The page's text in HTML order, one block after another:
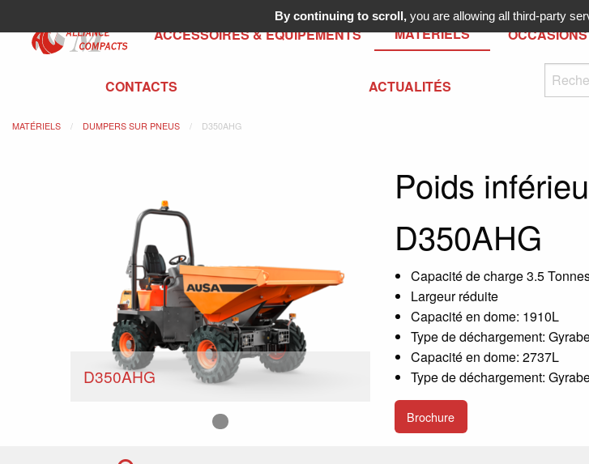
ACCESSOIRES & ÉQUIPEMENTS MATÉRIELS OCCASIONS
CONTACTS ACTUALITÉS
MATÉRIELS DUMPERS SUR PNEUS D350AHG
Previous Slide Next Slide
D350AHG
Image numéro 1
Poids
D350AHG
Capacité de charge 3.5
Largeur réduite
Capacité en dome: 1910L
Type de déchargement:
Capacité en dome: 2737L
Type de déchargement:
Brochure
By continuing to scroll,you are allowing all third-party